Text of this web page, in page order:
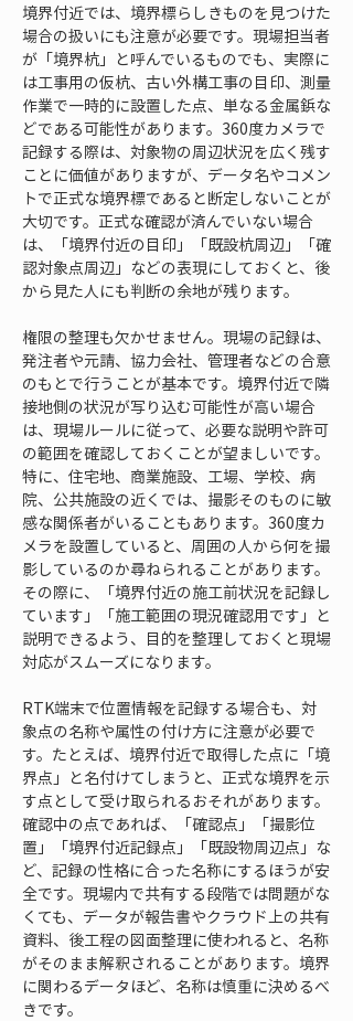
境界付近では、境界標らしきものを見つけた
場合の扱いにも注意が必要です。現場担当者
が「境界杭」と呼んでいるものでも、実際に
は工事用の仮杭、古い外構工事の目印、測量
作業で一時的に設置した点、単なる金属鋲な
どである可能性があります。360度カメラで
記録する際は、対象物の周辺状況を広く残す
ことに価値がありますが、データ名やコメン
トで正式な境界標であると断定しないことが
大切です。正式な確認が済んでいない場合
は、「境界付近の目印」「既設杭周辺」「確
認対象点周辺」などの表現にしておくと、後
から見た人にも判断の余地が残ります。
権限の整理も欠かせません。現場の記録は、
発注者や元請、協力会社、管理者などの合意
のもとで行うことが基本です。境界付近で隣
接地側の状況が写り込む可能性が高い場合
は、現場ルールに従って、必要な説明や許可
の範囲を確認しておくことが望ましいです。
特に、住宅地、商業施設、工場、学校、病
院、公共施設の近くでは、撮影そのものに敏
感な関係者がいることもあります。360度カ
メラを設置していると、周囲の人から何を撮
影しているのか尋ねられることがあります。
その際に、「境界付近の施工前状況を記録し
ています」「施工範囲の現況確認用です」と
説明できるよう、目的を整理しておくと現場
対応がスムーズになります。
RTK端末で位置情報を記録する場合も、対
象点の名称や属性の付け方に注意が必要で
す。たとえば、境界付近で取得した点に「境
界点」と名付けてしまうと、正式な境界を示
す点として受け取られるおそれがあります。
確認中の点であれば、「確認点」「撮影位
置」「境界付近記録点」「既設物周辺点」な
ど、記録の性格に合った名称にするほうが安
全です。現場内で共有する段階では問題がな
くても、データが報告書やクラウド上の共有
資料、後工程の図面整理に使われると、名称
がそのまま解釈されることがあります。境界
に関わるデータほど、名称は慎重に決めるべ
きです。